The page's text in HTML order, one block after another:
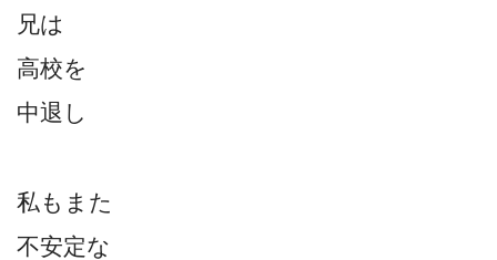
兄は
高校を
中退し
私もまた
不安定な